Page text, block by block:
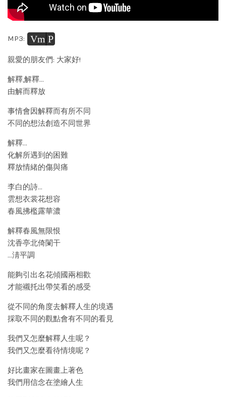
MP3: Vm P
親愛的朋友們: 大家好!
解釋,解釋…
由解而釋放
事情會因解釋而有所不同
不同的想法創造不同世界
解釋…
化解所遇到的困難
釋放情緒的傷與痛
李白的詩…
雲想衣裳花想容
春風拂檻露華濃
解釋春風無限恨
沈香亭北倚闌干
…淸平調
能夠引出名花傾國兩相歡
才能襯托出帶笑看的感受
從不同的角度去解釋人生的境遇
採取不同的觀點會有不同的看見
我們又怎麼解釋人生呢？
我們又怎麼看待情境呢？
好比畫家在圖畫上著色
我們用信念在塗繪人生